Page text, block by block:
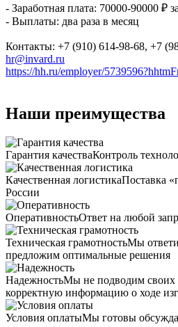
- Заработная плата: 70000-90000 ₽
- Выплаты: два раза в месяц
Контакты: +7 (910) 614-98-68, +7
hr@invard.ru
https://hh.ru/employer/
Наши преимущества
Гарантия качестваКонтроль
Качественная логистикаПоставка
России
ОперативностьОтвет на любой
Техническая грамотностьМы
предложим оптимальные решения
НадежностьМы не подводим своих
корректную информацию о ходе
Условия оплатыМы готовы